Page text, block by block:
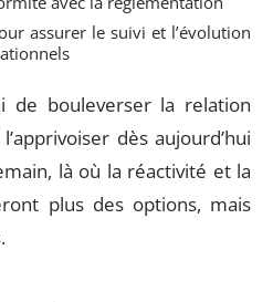
assurer le suivi et l’évolution
de bouleverser la relation
dès aujourd’hui
là où la réactivité et la
plus des options, mais